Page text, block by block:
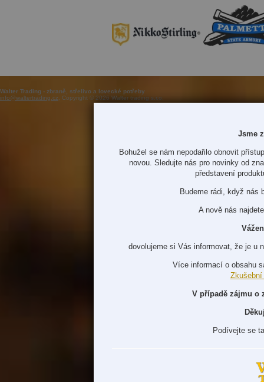
Walter Trading - zbraně, střelivo a lovecké potřeby
info@waltertrading.cz , Copyright © 2026 Walter trading s.r.o.
Jsme
Bohužel se nám nepodařilo obnovit
novou. Sledujte nás pro novinky od
představení
Budeme rádi, když nás
A nově nás
dovolujeme si Vás informovat, že je u
Více informací o obsahu
Zkušební
V případě zájmu o
Podívejte se